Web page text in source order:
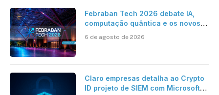
Febraban Tech 2026 debate IA,
computação quântica e os novos
6 de agosto de 2026
Claro empresas detalha ao Crypto
ID projeto de SIEM com Microsoft